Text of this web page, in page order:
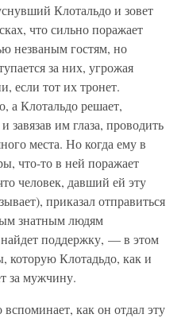
Клотальдо и зовет
что сильно поражает
незваным гостям, но
за них, угрожая
если тот их тронет.
а Клотальдо решает,
завязав им глаза, проводить
места. Но когда ему в
что-то в ней поражает
человек, давший ей эту
приказал отправиться
знатным людям
найдет поддержку, — в этом
которую Клотадьдо, как и
за мужчину.
как он отдал эту